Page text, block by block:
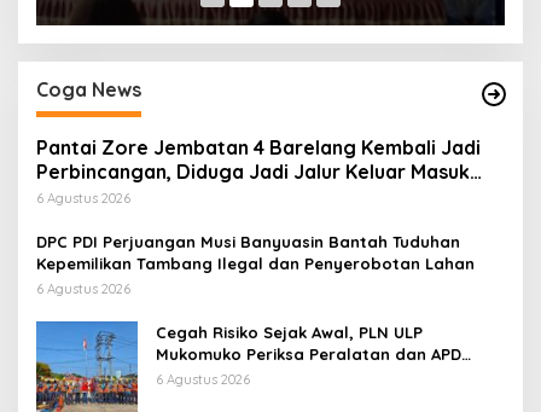
Coga News
Pantai Zore Jembatan 4 Barelang Kembali Jadi
Perbincangan, Diduga Jadi Jalur Keluar Masuk
Barang Tanpa Dokumen Kepabeanan, Nama
Mengungkap Dugaan Aktivitas di Kawasan Pesisir
6 Agustus 2026
DPC PDI Perjuangan Musi Banyuasin Bantah Tuduhan
Kepemilikan Tambang Ilegal dan Penyerobotan Lahan
6 Agustus 2026
Cegah Risiko Sejak Awal, PLN ULP
Mukomuko Periksa Peralatan dan APD
Petugas secara Rutin
6 Agustus 2026